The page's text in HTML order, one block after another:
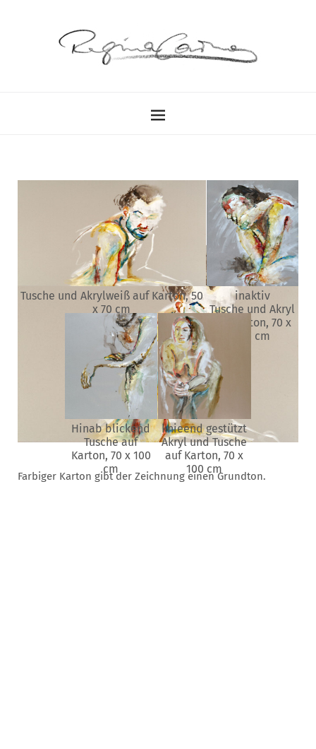
Akt auf farbigem Karton
Regina Carmen
Farbiger Karton gibt der Zeichnung einen Grundton.
Tusche und Akrylweiß auf Karton, 50
x 70 cm
inaktiv
Tusche und Akryl
auf Karton, 70 x
100 cm
Hinab blickend
Tusche auf
Karton, 70 x 100
cm
knieend gestützt
Akryl und Tusche
auf Karton, 70 x
100 cm